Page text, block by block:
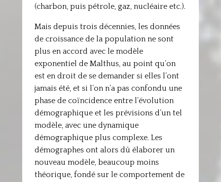
(charbon, puis pétrole, gaz, nucléaire etc.).
Mais depuis trois décennies, les données
de croissance de la population ne sont
plus en accord avec le modèle
exponentiel de Malthus, au point qu’on
est en droit de se demander si elles l’ont
jamais été, et si l’on n’a pas confondu une
phase de coïncidence entre l’évolution
démographique et les prévisions d’un tel
modèle, avec une dynamique
démographique plus complexe. Les
démographes ont alors dû élaborer un
nouveau modèle, beaucoup moins
théorique, fondé sur le comportement de